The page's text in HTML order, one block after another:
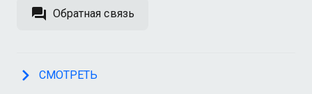
Обратная связь
СМОТРЕТЬ